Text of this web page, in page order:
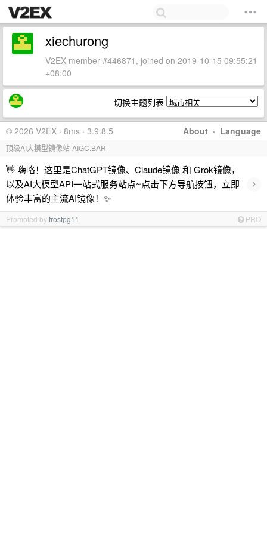
xiechurong
V2EX member #446871, joined on 2019-10-15 09:55:21
+08:00
切换主题列表
About · Language
© 2026 V2EX · 8ms · 3.9.8.5
顶级AI大模型镜像站-AIGC.BAR
👋 嗨咯！这里是ChatGPT镜像、Claude镜像 和 Grok镜像，
以及AI大模型API一站式服务站点~点击下方导航按钮，立即
体验丰富的主流AI镜像！✨
›
Promoted byfrostpg11 PRO